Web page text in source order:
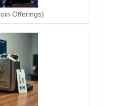
Offerings)